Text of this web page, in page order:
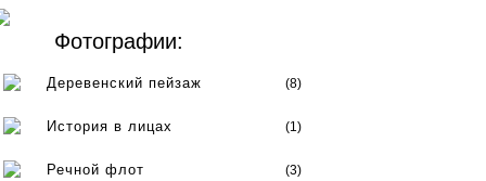
Фотографии:
Деревенский пейзаж (8)
История в лицах (1)
Речной флот (3)